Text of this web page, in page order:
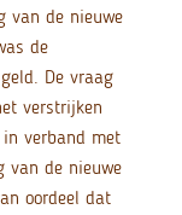
van de nieuwe
de
De vraag
verstrijken
verband met
van de nieuwe
oordeel dat